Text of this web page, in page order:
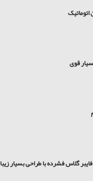
قوی
گلاس فشرده با طراحی بسیار زیبا